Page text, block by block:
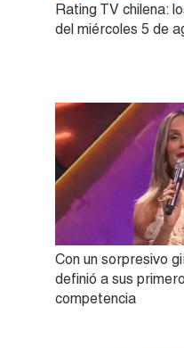
Rating TV chilena:
del miércoles 5 de
Con un sorpresivo
definió a sus
competencia